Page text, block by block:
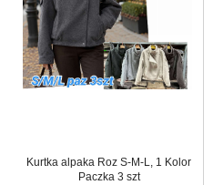
Kurtka alpaka Roz S-M-L, 1 Kolor
Paczka 3 szt